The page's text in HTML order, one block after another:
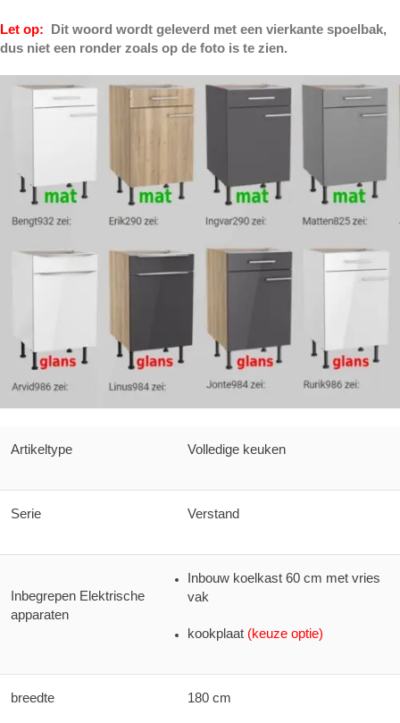
Let op: Dit woord wordt geleverd met een vierkante spoelbak,
dus niet een ronder zoals op de foto is te zien.
Artikeltype Volledige keuken
Serie Verstand
Inbegrepen Elektrische
apparaten
Inbouw koelkast 60 cm met vries
vak
kookplaat (keuze optie)
breedte 180 cm